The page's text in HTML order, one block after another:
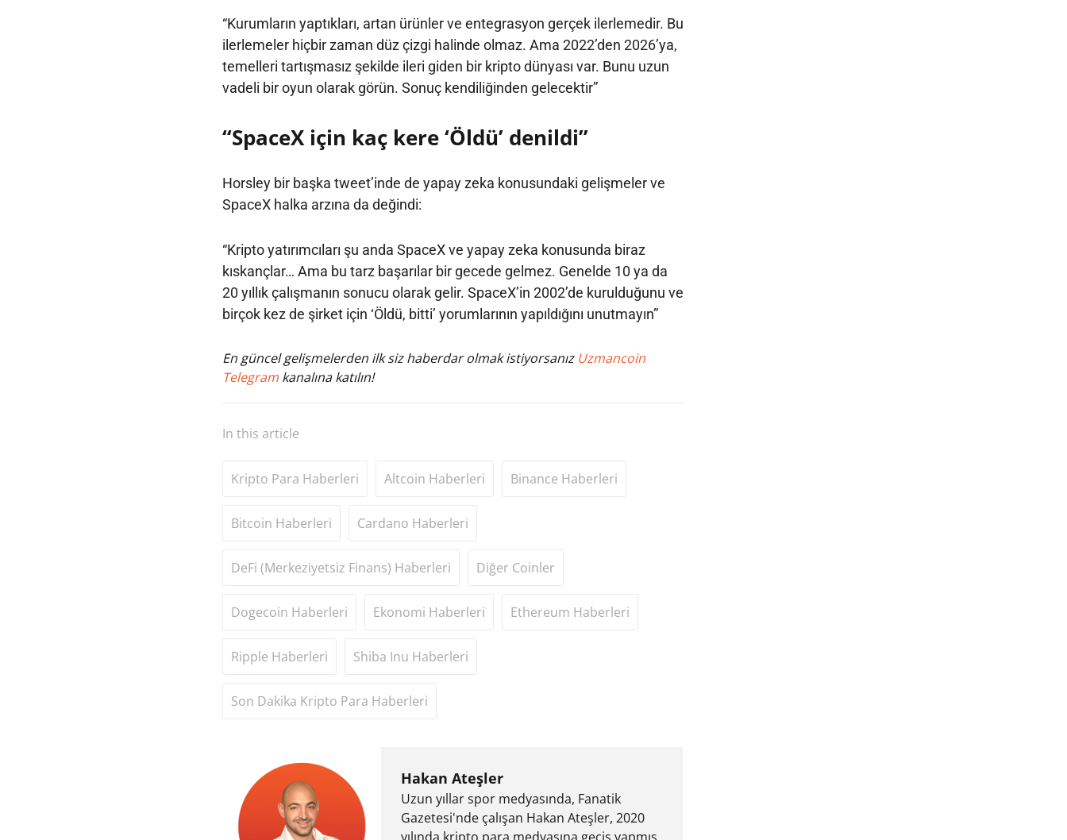
“Kurumların yaptıkları, artan ürünler ve entegrasyon gerçek ilerlemedir. Bu
ilerlemeler hiçbir zaman düz çizgi halinde olmaz. Ama 2022’den 2026’ya,
temelleri tartışmasız şekilde ileri giden bir kripto dünyası var. Bunu uzun
vadeli bir oyun olarak görün. Sonuç kendiliğinden gelecektir”
“SpaceX için kaç kere ‘Öldü’ denildi”
Horsley bir başka tweet’inde de yapay zeka konusundaki gelişmeler ve
SpaceX halka arzına da değindi:
“Kripto yatırımcıları şu anda SpaceX ve yapay zeka konusunda biraz
kıskançlar… Ama bu tarz başarılar bir gecede gelmez. Genelde 10 ya da
20 yıllık çalışmanın sonucu olarak gelir. SpaceX’in 2002’de kurulduğunu ve
birçok kez de şirket için ‘Öldü, bitti’ yorumlarının yapıldığını unutmayın”
En güncel gelişmelerden ilk siz haberdar olmak istiyorsanız Uzmancoin
Telegram kanalına katılın!
In this article
Kripto Para Haberleri Altcoin Haberleri Binance Haberleri
Bitcoin Haberleri Cardano Haberleri
DeFi (Merkeziyetsiz Finans) Haberleri Diğer Coinler
Dogecoin Haberleri Ekonomi Haberleri Ethereum Haberleri
Ripple Haberleri Shiba Inu Haberleri
Son Dakika Kripto Para Haberleri
Hakan Ateşler
Uzun yıllar spor medyasında, Fanatik
Gazetesi'nde çalışan Hakan Ateşler, 2020